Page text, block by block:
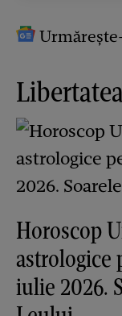
Horoscop
astrologice
iulie 2026.